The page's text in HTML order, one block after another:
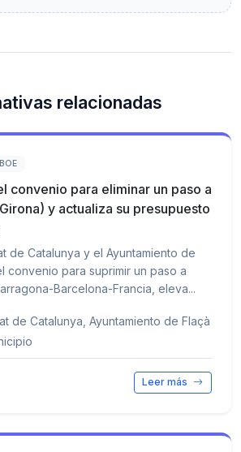
relacionadas
BOE
convenio para eliminar un paso a
y actualiza su presupuesto
de Catalunya y el Ayuntamiento de
convenio para suprimir un paso a
Barcelona-Francia, eleva...
de Catalunya, Ayuntamiento de Flaçà
Leer más